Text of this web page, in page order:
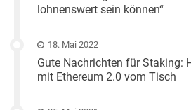
lohnenswert sein können“
18. Mai 2022
Gute Nachrichten für Staking:
mit Ethereum 2.0 vom Tisch